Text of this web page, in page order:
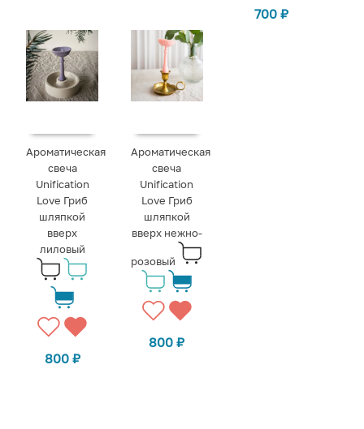
700₽
Ароматическая
свеча
Unification
Love Гриб
шляпкой
вверх
лиловый
800 ₽
Ароматическая
свеча
Unification
Love Гриб
шляпкой
вверх нежно-
розовый
800₽